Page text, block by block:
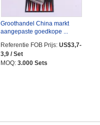
Groothandel China markt
aangepaste goedkope ...
Referentie FOB Prijs: US$3,7-
3,9 / Set
MOQ: 3.000 Sets